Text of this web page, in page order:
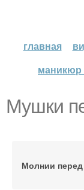
главная
маникюр
Мушки
Молнии перед